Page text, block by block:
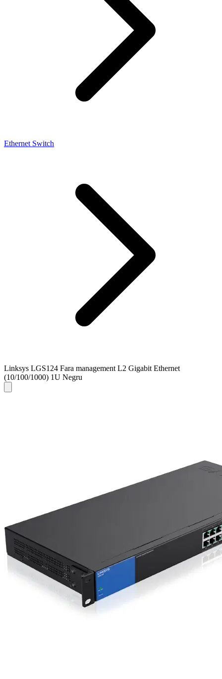
Ethernet Switch
Linksys LGS124 Fara management L2 Gigabit Ethernet
(10/100/1000) 1U Negru